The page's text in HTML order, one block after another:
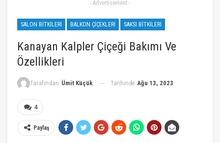
- Advertisement -
SALON BITKILERI BALKON ÇIÇEKLERI SAKSI BITKILERI
Kanayan Kalpler Çiçeği Bakımı Ve
Özellikleri
Tarafından Ümit Küçük Tarihinde Ağu 13, 2023
4
Paylaş